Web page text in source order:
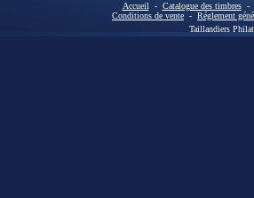
Accueil - Catalogue des timbres-
Conditions de vente - Réglement
Taillandiers